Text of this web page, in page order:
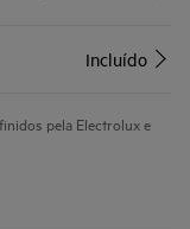
Incluído
pela Electrolux e